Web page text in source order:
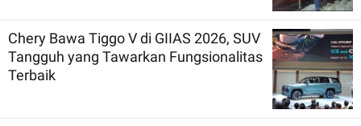
Chery Bawa Tiggo V di GIIAS 2026, SUV
Tangguh yang Tawarkan Fungsionalitas
Terbaik